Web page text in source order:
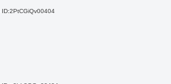
ID:2PtCGiQv00404